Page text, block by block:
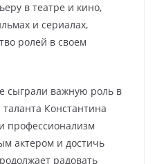
в театре и кино,
и сериалах,
ролей в своем
сыграли важную роль в
Константина
профессионализм
актером и достичь
радовать